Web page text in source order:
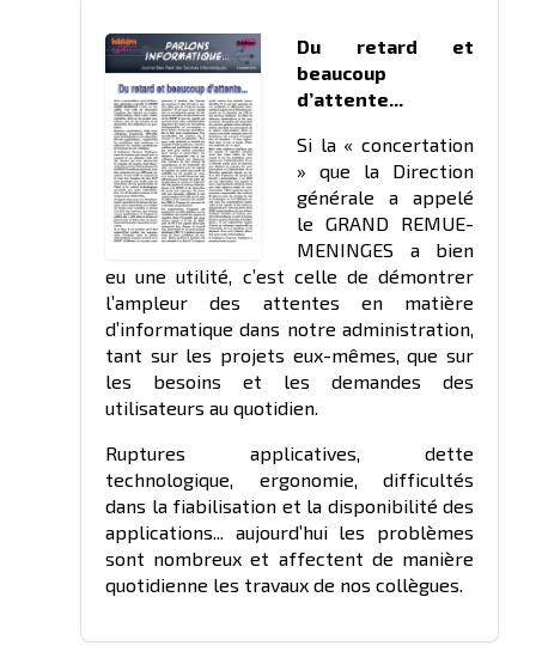
Du retard et
beaucoup
d’attente...
Si la « concertation
» que la Direction
générale a appelé
le GRAND REMUE-
MENINGES a bien
eu une utilité, c’est celle de démontrer
l’ampleur des attentes en matière
d’informatique dans notre administration,
tant sur les projets eux-mêmes, que sur
les besoins et les demandes des
utilisateurs au quotidien.
Ruptures applicatives, dette
technologique, ergonomie, difficultés
dans la fiabilisation et la disponibilité des
applications... aujourd’hui les problèmes
sont nombreux et affectent de manière
quotidienne les travaux de nos collègues.